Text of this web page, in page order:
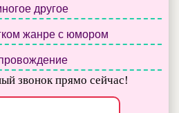
другое
жанре с юмором
звонок прямо сейчас!